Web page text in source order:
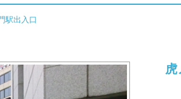
駅出入口
虎